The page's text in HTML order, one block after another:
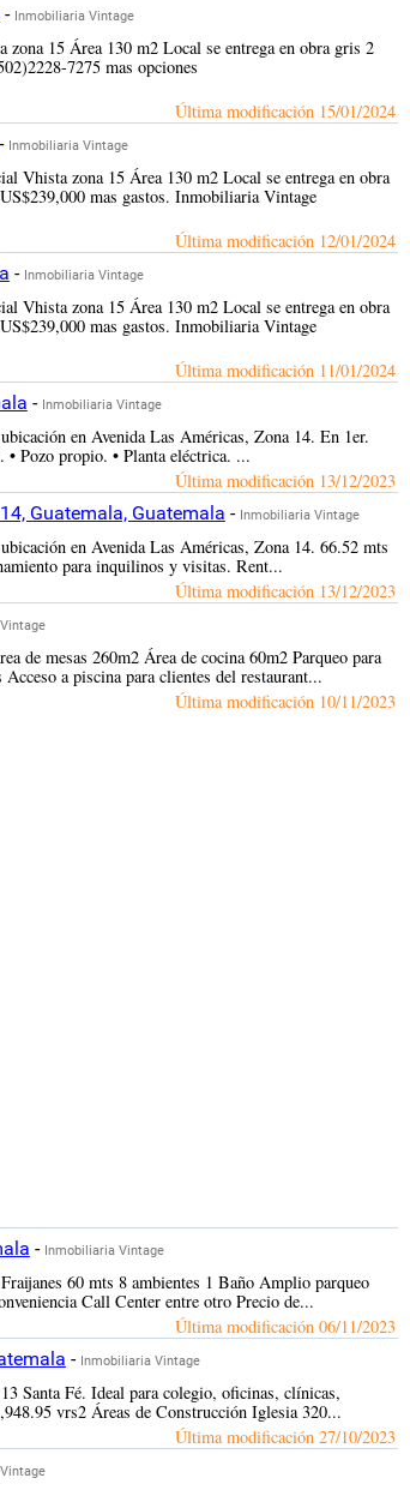
- Inmobiliaria Vintage
15 Área 130 m2 Local se entrega en obra gris 2
7275 mas opciones
Última modificación 15/01/2024
- Inmobiliaria Vintage
Vhista zona 15 Área 130 m2 Local se entrega en obra
mas gastos. Inmobiliaria Vintage
Última modificación 12/01/2024
- Inmobiliaria Vintage
Vhista zona 15 Área 130 m2 Local se entrega en obra
mas gastos. Inmobiliaria Vintage
Última modificación 11/01/2024
- Inmobiliaria Vintage
en Avenida Las Américas, Zona 14. En 1er.
Pozo propio. • Planta eléctrica. ...
Última modificación 13/12/2023
Guatemala, Guatemala - Inmobiliaria Vintage
en Avenida Las Américas, Zona 14. 66.52 mts
para inquilinos y visitas. Rent...
Última modificación 13/12/2023
de mesas 260m2 Área de cocina 60m2 Parqueo para
a piscina para clientes del restaurant...
Última modificación 10/11/2023
- Inmobiliaria Vintage
60 mts 8 ambientes 1 Baño Amplio parqueo
Call Center entre otro Precio de...
Última modificación 06/11/2023
- Inmobiliaria Vintage
Santa Fé. Ideal para colegio, oficinas, clínicas,
vrs2 Áreas de Construcción Iglesia 320...
Última modificación 27/10/2023